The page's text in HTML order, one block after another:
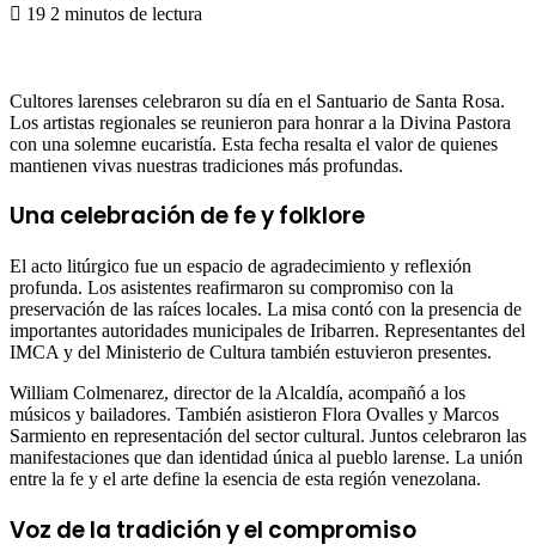
19 2 minutos de lectura
Cultores larenses celebraron su día en el Santuario de Santa Rosa.
Los artistas regionales se reunieron para honrar a la Divina Pastora
con una solemne eucaristía. Esta fecha resalta el valor de quienes
mantienen vivas nuestras tradiciones más profundas.
Una celebración de fe y folklore
El acto litúrgico fue un espacio de agradecimiento y reflexión
profunda. Los asistentes reafirmaron su compromiso con la
preservación de las raíces locales. La misa contó con la presencia de
importantes autoridades municipales de Iribarren. Representantes del
IMCA y del Ministerio de Cultura también estuvieron presentes.
William Colmenarez, director de la Alcaldía, acompañó a los
músicos y bailadores. También asistieron Flora Ovalles y Marcos
Sarmiento en representación del sector cultural. Juntos celebraron las
manifestaciones que dan identidad única al pueblo larense. La unión
entre la fe y el arte define la esencia de esta región venezolana.
Voz de la tradición y el compromiso